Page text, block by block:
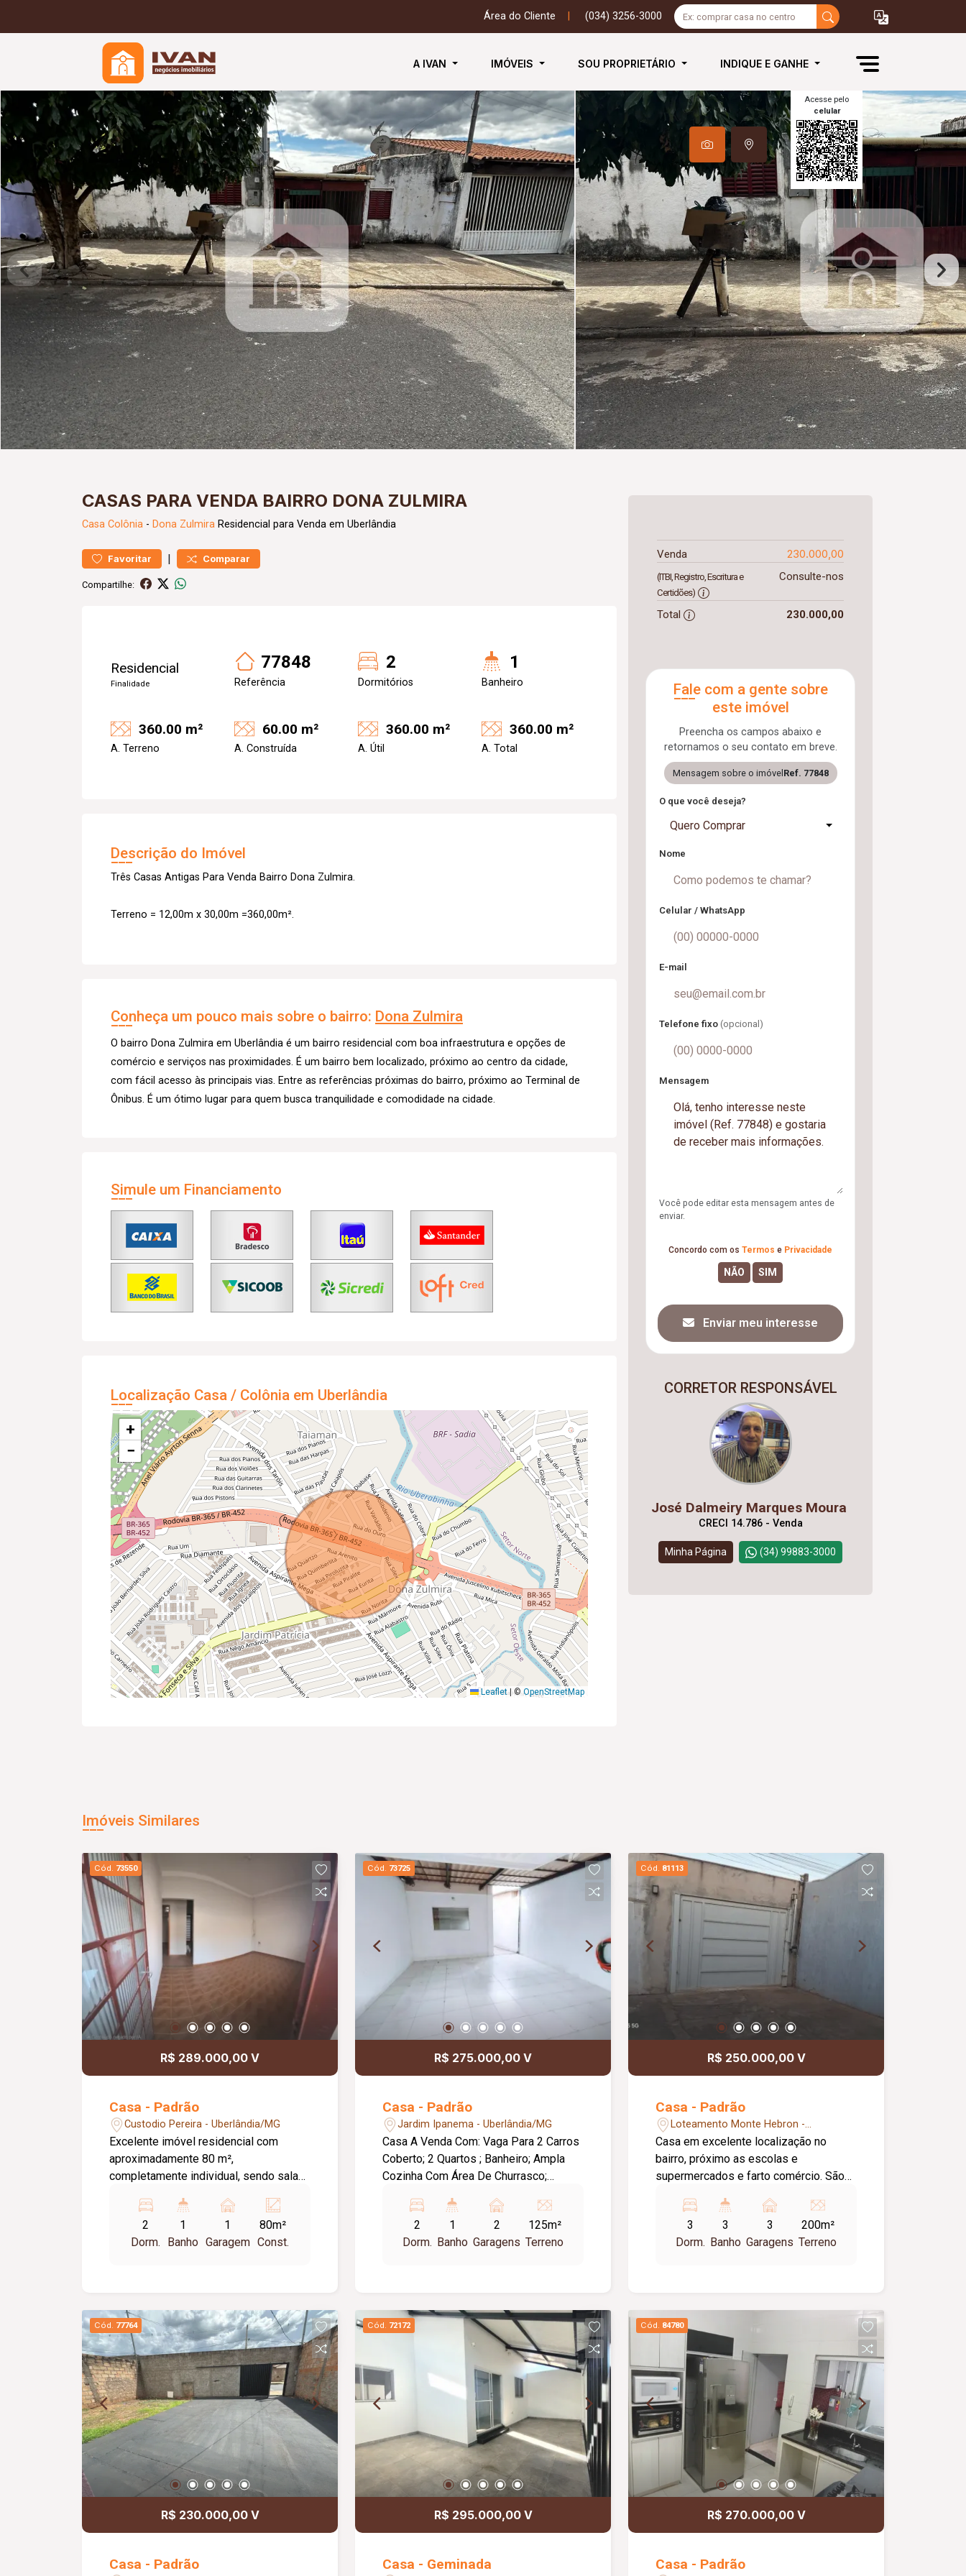
Área do Cliente (034) 3256-3000
A IVAN IMÓVEIS SOU PROPRIETÁRIO INDIQUE E GANHE
Acesse pelo
celular
CASAS PARA VENDA BAIRRO DONA ZULMIRA
Casa Colônia - Dona Zulmira Residencial para Venda em Uberlândia
Favoritar | Comparar
Compartilhe:
Residencial
Finalidade
77848
Referência
2
Dormitórios
1
Banheiro
360.00 m²
A. Terreno
60.00 m²
A. Construída
360.00 m²
A. Útil
360.00 m²
A. Total
Descrição do Imóvel
Três Casas Antigas Para Venda Bairro Dona Zulmira.
Terreno = 12,00m x 30,00m =360,00m².
Conheça um pouco mais sobre o bairro: Dona Zulmira
O bairro Dona Zulmira em Uberlândia é um bairro residencial com boa infraestrutura e opções de
comércio e serviços nas proximidades. É um bairro bem localizado, próximo ao centro da cidade,
com fácil acesso às principais vias. Entre as referências próximas do bairro, próximo ao Terminal de
Ônibus. É um ótimo lugar para quem busca tranquilidade e comodidade na cidade.
Simule um Financiamento
Localização Casa / Colônia em Uberlândia
+
−
Leaflet |©OpenStreetMap
Venda 230.000,00
(ITBI, Registro, Escritura e
Certidões)
Consulte-nos
Total 230.000,00
Fale com a gente sobre
este imóvel
Preencha os campos abaixo e
retornamos o seu contato em breve.
Mensagem sobre o imóvel Ref. 77848
O que você deseja?
Quero Comprar
Nome
Celular / WhatsApp
E-mail
Telefone fixo (opcional)
Mensagem
Você pode editar esta mensagem antes de
enviar.
Concordo com os Termos e Privacidade
Enviar meu interesse
CORRETOR RESPONSÁVEL
José Dalmeiry Marques Moura
CRECI 14.786 - Venda
Minha Página (34) 99883-3000
Imóveis Similares
Cód. 73550
R$ 289.000,00 V
Casa - Padrão
Custodio Pereira - Uberlândia/MG
Excelente imóvel residencial com
aproximadamente 80 m²,
completamente individual, sendo sala
suíte, banheiro da suíte e banheiro
social com box blindex, cozinha com
armários sob pia, área de serviço
2
Dorm.
1
Banho
1
Garagem
80m²
Const.
Cód. 73725
R$ 275.000,00 V
Casa - Padrão
Jardim Ipanema - Uberlândia/MG
Casa A Venda Com: Vaga Para 2 Carros
Coberto; 2 Quartos ; Banheiro; Ampla
Cozinha Com Área De Churrasco;
2
Dorm.
1
Banho
2
Garagens
125m²
Terreno
Cód. 81113
R$ 250.000,00 V
Casa - Padrão
Loteamento Monte Hebron -
Uberlândia/MG
Casa em excelente localização no
bairro, próximo as escolas e
supermercados e farto comércio. São
garagem e ótima área gourmet com
churrasqueira.
3
Dorm.
3
Banho
3
Garagens
200m²
Terreno
Cód. 77764
R$ 230.000,00 V
Casa - Padrão
Cód. 72172
R$ 295.000,00 V
Casa - Geminada
Cód. 84780
R$ 270.000,00 V
Casa - Padrão